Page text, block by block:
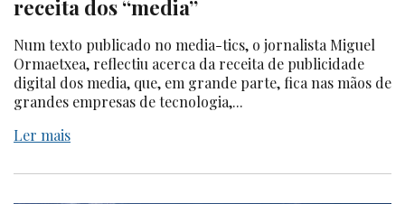
receita dos “media”
Num texto publicado no media-tics, o jornalista Miguel
Ormaetxea, reflectiu acerca da receita de publicidade
digital dos media, que, em grande parte, fica nas mãos de
grandes empresas de tecnologia,...
Ler mais